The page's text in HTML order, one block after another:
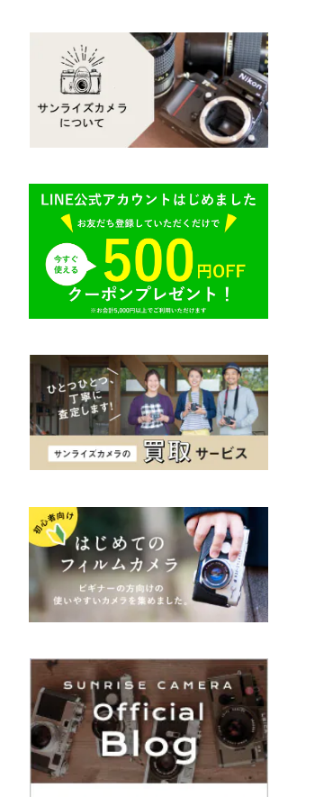
Mamiya（マミヤ）
M645,二眼レフ
Plaubel（プラウベル）
SONY（ソニー）
SIGMA（シグマ）
TAMRON（タムロン）
K&F（ケーアンドエフ）
その他
M（ライカ）
R（ライカ）
E（ソニー）
AR（コニカ）
O（その他）